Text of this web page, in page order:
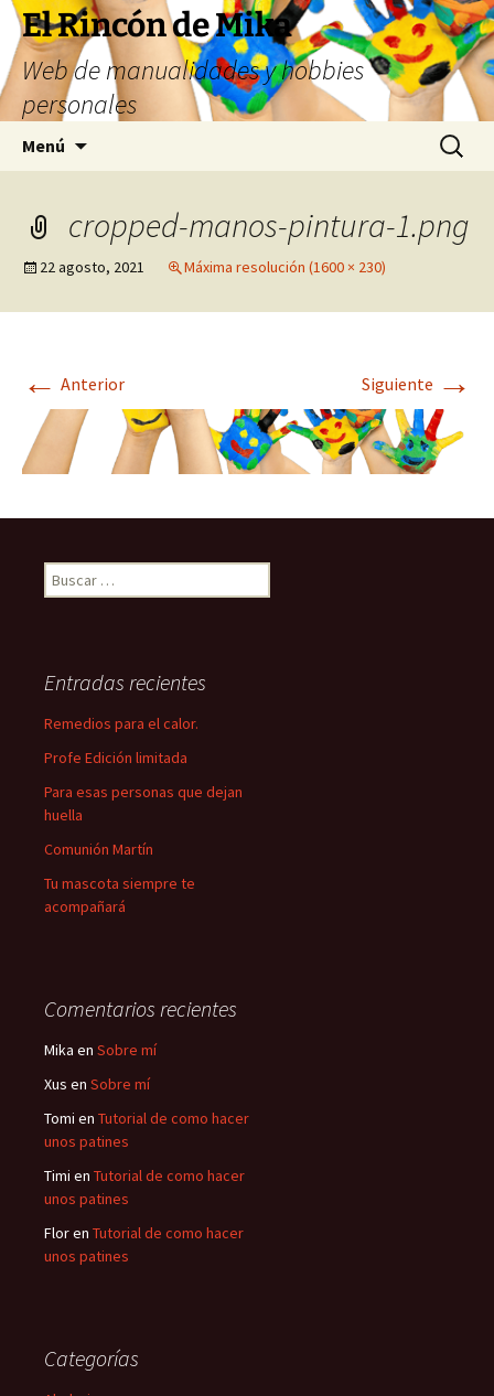
Saltar
contenido
El Rincón de Mika
Web de manualidades y hobbies
personales
Menú Buscar:
cropped-manos-pintura-1.png
22 agosto, 2021 Máxima resolución (1600 × 230)
← Anterior Siguiente →
Buscar:
Entradas recientes
Remedios para el calor.
Profe Edición limitada
Para esas personas que dejan
huella
Comunión Martín
Tu mascota siempre te
acompañará
Comentarios recientes
Mika en Sobre mí
Xus en Sobre mí
Tomi en Tutorial de como hacer
unos patines
Timi en Tutorial de como hacer
unos patines
Floren Tutorial de como hacer
unos patines
Categorías